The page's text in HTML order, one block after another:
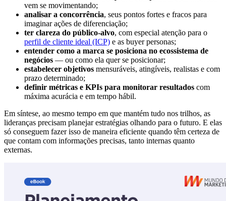
vem se movimentando;
analisar a concorrência, seus pontos fortes e fracos para
imaginar ações de diferenciação;
ter clareza do público-alvo, com especial atenção para o
perfil de cliente ideal (ICP) e as buyer personas;
entender como a marca se posiciona no ecossistema de
negócios — ou como ela quer se posicionar;
estabelecer objetivos mensuráveis, atingíveis, realistas e com
prazo determinado;
definir métricas e KPIs para monitorar resultados com
máxima acurácia e em tempo hábil.
Em síntese, ao mesmo tempo em que mantém tudo nos trilhos, as
lideranças precisam planejar estratégias olhando para o futuro. E elas
só conseguem fazer isso de maneira eficiente quando têm certeza de
que contam com informações precisas, tanto internas quanto
externas.